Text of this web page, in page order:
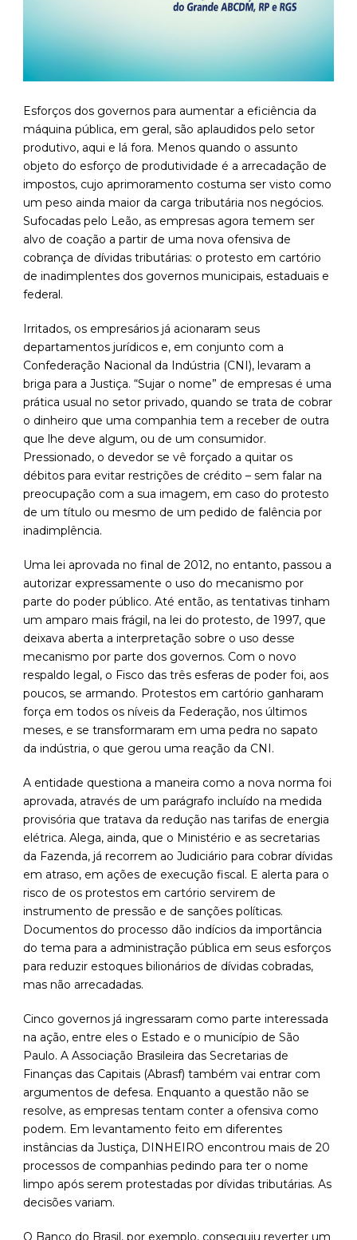
Esforços dos governos para aumentar a eficiência da
máquina pública, em geral, são aplaudidos pelo setor
produtivo, aqui e lá fora. Menos quando o assunto
objeto do esforço de produtividade é a arrecadação de
impostos, cujo aprimoramento costuma ser visto como
um peso ainda maior da carga tributária nos negócios.
Sufocadas pelo Leão, as empresas agora temem ser
alvo de coação a partir de uma nova ofensiva de
cobrança de dívidas tributárias: o protesto em cartório
de inadimplentes dos governos municipais, estaduais e
federal.
Irritados, os empresários já acionaram seus
departamentos jurídicos e, em conjunto com a
Confederação Nacional da Indústria (CNI), levaram a
briga para a Justiça. “Sujar o nome” de empresas é uma
prática usual no setor privado, quando se trata de cobrar
o dinheiro que uma companhia tem a receber de outra
que lhe deve algum, ou de um consumidor.
Pressionado, o devedor se vê forçado a quitar os
débitos para evitar restrições de crédito – sem falar na
preocupação com a sua imagem, em caso do protesto
de um título ou mesmo de um pedido de falência por
inadimplência.
Uma lei aprovada no final de 2012, no entanto, passou a
autorizar expressamente o uso do mecanismo por
parte do poder público. Até então, as tentativas tinham
um amparo mais frágil, na lei do protesto, de 1997, que
deixava aberta a interpretação sobre o uso desse
mecanismo por parte dos governos. Com o novo
respaldo legal, o Fisco das três esferas de poder foi, aos
poucos, se armando. Protestos em cartório ganharam
força em todos os níveis da Federação, nos últimos
meses, e se transformaram em uma pedra no sapato
da indústria, o que gerou uma reação da CNI.
A entidade questiona a maneira como a nova norma foi
aprovada, através de um parágrafo incluído na medida
provisória que tratava da redução nas tarifas de energia
elétrica. Alega, ainda, que o Ministério e as secretarias
da Fazenda, já recorrem ao Judiciário para cobrar dívidas
em atraso, em ações de execução fiscal. E alerta para o
risco de os protestos em cartório servirem de
instrumento de pressão e de sanções políticas.
Documentos do processo dão indícios da importância
do tema para a administração pública em seus esforços
para reduzir estoques bilionários de dívidas cobradas,
mas não arrecadadas.
Cinco governos já ingressaram como parte interessada
na ação, entre eles o Estado e o município de São
Paulo. A Associação Brasileira das Secretarias de
Finanças das Capitais (Abrasf) também vai entrar com
argumentos de defesa. Enquanto a questão não se
resolve, as empresas tentam conter a ofensiva como
podem. Em levantamento feito em diferentes
instâncias da Justiça, DINHEIRO encontrou mais de 20
processos de companhias pedindo para ter o nome
limpo após serem protestadas por dívidas tributárias. As
decisões variam.